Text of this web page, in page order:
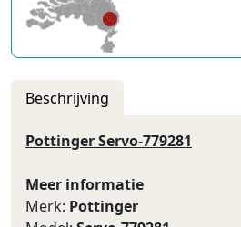
Beschrijving
Pottinger Servo-779281
Meer informatie
Merk: Pottinger